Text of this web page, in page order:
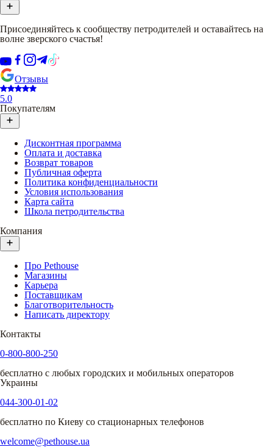
Присоединяйтесь к сообществу петродителей и оставайтесь на
волне зверского счастья!
Отзывы
5.0
Покупателям
Дисконтная программа
Оплата и доставка
Возврат товаров
Публичная оферта
Политика конфиденциальности
Условия использования
Карта сайта
Школа петродительства
Компания
Про Pethouse
Магазины
Карьера
Поставщикам
Благотворительность
Написать директору
Контакты
0-800-800-250
бесплатно с любых городских и мобильных операторов
Украины
044-300-01-02
бесплатно по Киеву со стационарных телефонов
welcome@pethouse.ua